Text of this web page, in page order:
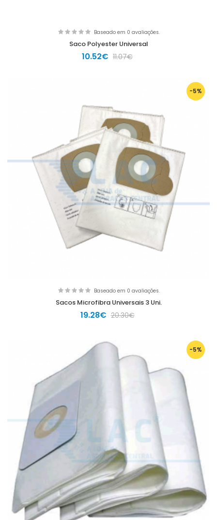
Baseado em 0 avaliações.
Saco Polyester Universal
10.52€ 11.07€
-5%
Baseado em 0 avaliações.
Sacos Microfibra Universais 3 Uni.
19.28€ 20.30€
-5%